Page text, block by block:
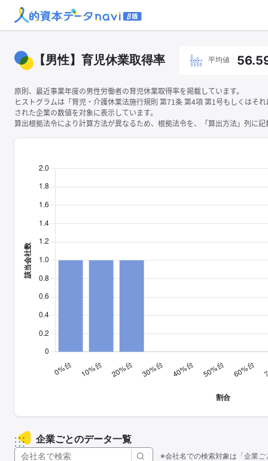
【男性】育児休業取得率 平均値
原則、最近事業年度の男性労働者の育児休業取得率を掲載しています。
ヒストグラムは「育児・介護休業法施行規則 第71条 第4項 第1号もしくはそ
された企業の数値を対象に表示しています。
算出根拠法令により計算方法が異なるため、根拠法令を、「算出方法」列に
企業ごとのデータ一覧
※会社名での検索対象は「企業